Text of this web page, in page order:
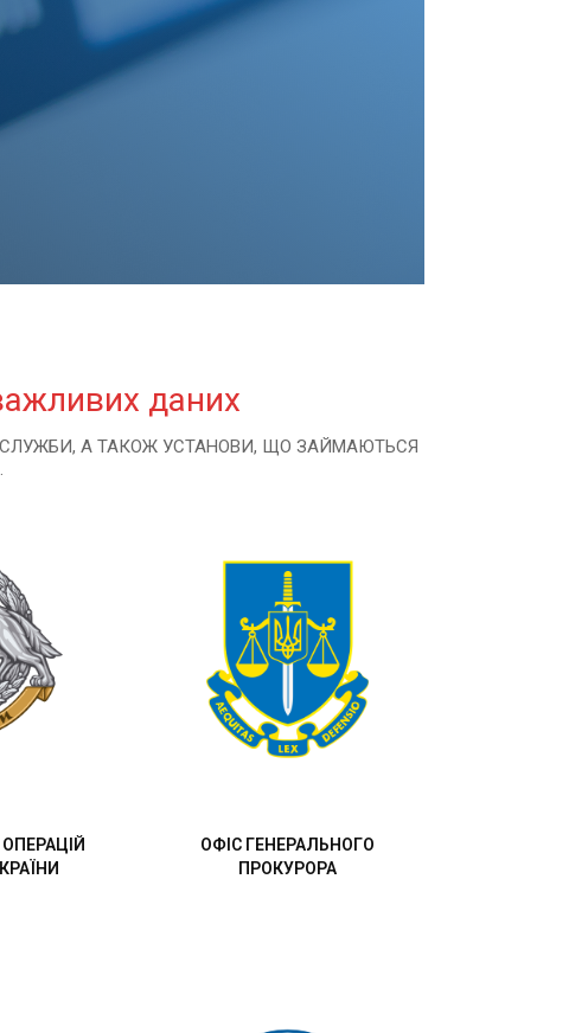
даних
СЛУЖБИ, А ТАКОЖ УСТАНОВИ, ЩО ЗАЙМАЮТЬСЯ
ОФІС ГЕНЕРАЛЬНОГО
ПРОКУРОРА